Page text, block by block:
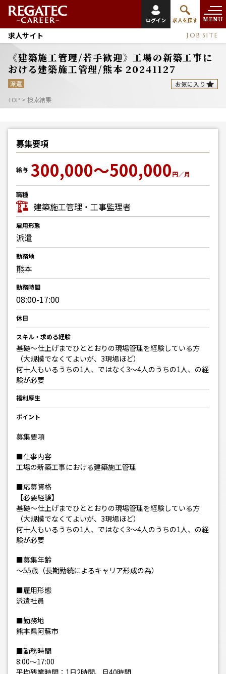
ログイン 求人を探す MENU
求人サイト JOB SITE
《建築施工管理/若手歓迎》工場の新築工事に
おける建築施工管理/熊本 20241127
派遣
お気に入り
TOP > 検索結果
募集要項
給与 300,000～500,000円／月
職種
建築施工管理・工事監理者
雇用形態
派遣
勤務地
熊本
勤務時間
08:00-17:00
休日
スキル・求める経験
基礎～仕上げまでひととおりの現場管理を経験している方
（大規模でなくてよいが、3現場ほど）
何十人もいるうちの1人、ではなく3～4人のうちの1人、の経
験が必要
福利厚生
ポイント
募集要項
■仕事内容
工場の新築工事における建築施工管理
■応募資格
【必要経験】
基礎～仕上げまでひととおりの現場管理を経験している方
（大規模でなくてよいが、3現場ほど）
何十人もいるうちの1人、ではなく3～4人のうちの1人、の経
験が必要
■募集年齢
～55歳（長期勤続によるキャリア形成の為）
■雇用形態
派遣社員
■勤務地
熊本県阿蘇市
■勤務時間
8:00～17:00
平均残業時間：1日2時間、月40時間